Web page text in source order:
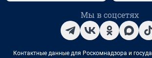
Мы в соцсетях
Контактные данные для Роскомнадзора и